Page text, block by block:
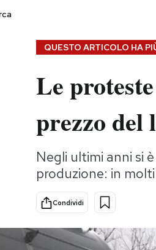
Consumismi
Storie/Idee
Ok Boomer!
Altrecose
Mondiali calcio 2026
QUESTO ARTICOLO HA
Le
prezzo del
Negli ultimi anni si
produzione: in
Condividi